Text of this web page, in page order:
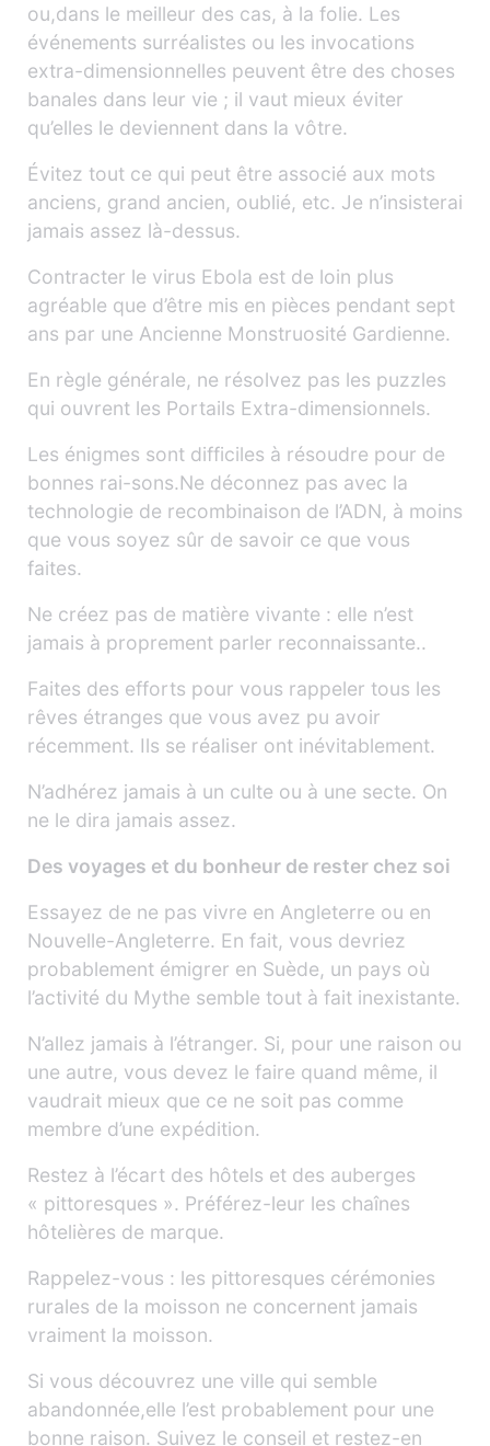
ou,dans le meilleur des cas, à la folie. Les
événements surréalistes ou les invocations
extra-dimensionnelles peuvent être des choses
banales dans leur vie ; il vaut mieux éviter
qu’elles le deviennent dans la vôtre.
Évitez tout ce qui peut être associé aux mots
anciens, grand ancien, oublié, etc. Je n’insisterai
jamais assez là-dessus.
Contracter le virus Ebola est de loin plus
agréable que d’être mis en pièces pendant sept
ans par une Ancienne Monstruosité Gardienne.
En règle générale, ne résolvez pas les puzzles
qui ouvrent les Portails Extra-dimensionnels.
Les énigmes sont difficiles à résoudre pour de
bonnes rai-sons.Ne déconnez pas avec la
technologie de recombinaison de l’ADN, à moins
que vous soyez sûr de savoir ce que vous
faites.
Ne créez pas de matière vivante : elle n’est
jamais à proprement parler reconnaissante..
Faites des efforts pour vous rappeler tous les
rêves étranges que vous avez pu avoir
récemment. Ils se réaliser ont inévitablement.
N’adhérez jamais à un culte ou à une secte. On
ne le dira jamais assez.
Des voyages et du bonheur de rester chez soi
Essayez de ne pas vivre en Angleterre ou en
Nouvelle-Angleterre. En fait, vous devriez
probablement émigrer en Suède, un pays où
l’activité du Mythe semble tout à fait inexistante.
N’allez jamais à l’étranger. Si, pour une raison ou
une autre, vous devez le faire quand même, il
vaudrait mieux que ce ne soit pas comme
membre d’une expédition.
Restez à l’écart des hôtels et des auberges
« pittoresques ». Préférez-leur les chaînes
hôtelières de marque.
Rappelez-vous : les pittoresques cérémonies
rurales de la moisson ne concernent jamais
vraiment la moisson.
Si vous découvrez une ville qui semble
abandonnée,elle l’est probablement pour une
bonne raison. Suivez le conseil et restez-en